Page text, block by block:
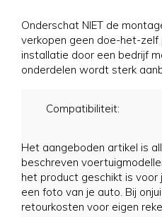
Onderschat NIET de
verkopen geen doe-het-zelf
installatie door een bedrijf
onderdelen wordt sterk
Compatibiliteit:
Het aangeboden artikel is
beschreven
het product geschikt is
een foto van je auto. Bij
retourkosten voor eigen